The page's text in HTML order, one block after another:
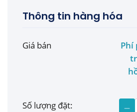
Thông tin hàng hóa
Giá bán
Phí
Số lượng đặt: